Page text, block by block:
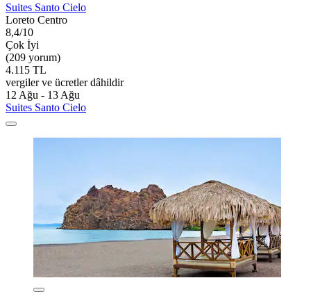
Suites Santo Cielo
Loreto Centro
8,4/10
Çok İyi
(209 yorum)
4.115 TL
vergiler ve ücretler dâhildir
12 Ağu - 13 Ağu
Suites Santo Cielo